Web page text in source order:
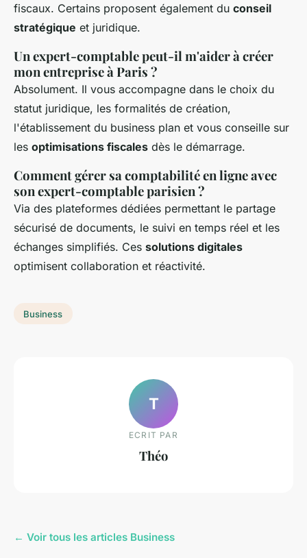
fiscaux. Certains proposent également du conseil
stratégique et juridique.
Un expert-comptable peut-il m'aider à créer
mon entreprise à Paris ?
Absolument. Il vous accompagne dans le choix du
statut juridique, les formalités de création,
l'établissement du business plan et vous conseille sur
les optimisations fiscales dès le démarrage.
Comment gérer sa comptabilité en ligne avec
son expert-comptable parisien ?
Via des plateformes dédiées permettant le partage
sécurisé de documents, le suivi en temps réel et les
échanges simplifiés. Ces solutions digitales
optimisent collaboration et réactivité.
Business
T
ECRIT PAR
Théo
← Voir tous les articles Business